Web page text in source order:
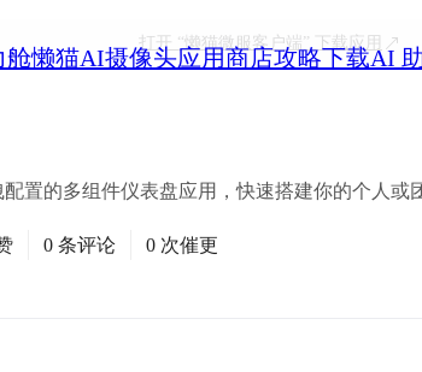
舱懒猫AI摄像头应用商店攻略下载AI
打开 “懒猫微服客户端”下载应用
置的多组件仪表盘应用，快速搭建你的个人或
0 条评论 0 次催更